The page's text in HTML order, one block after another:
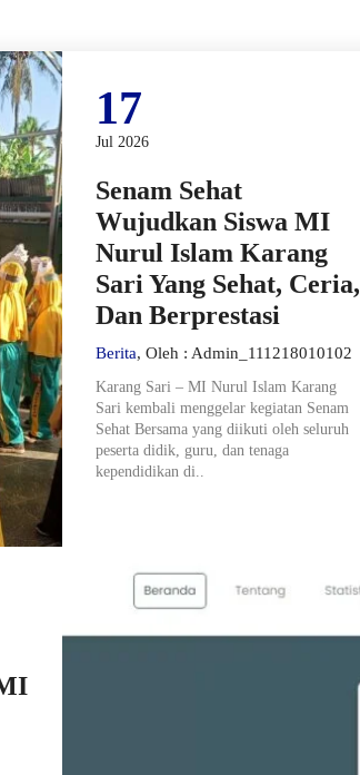
17
Jul 2026
Senam Sehat
Wujudkan Siswa MI
Nurul Islam Karang
Sari Yang Sehat, Ceria,
Dan Berprestasi
Berita, Oleh : Admin_111218010102
Karang Sari – MI Nurul Islam Karang
Sari kembali menggelar kegiatan Senam
Sehat Bersama yang diikuti oleh seluruh
peserta didik, guru, dan tenaga
kependidikan di..